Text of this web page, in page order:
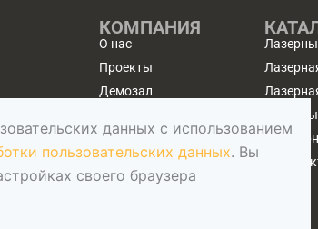
КОМПАНИЯ
О нас
Проекты
Демозал
Сервис
Вопросы и ответы
Блог
данных с использованием
пользовательских данных. Вы
своего браузера